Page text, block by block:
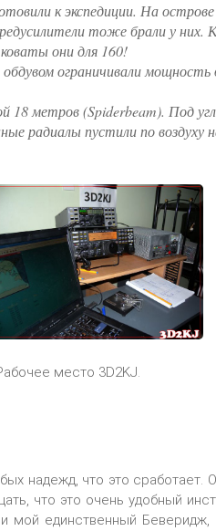
к экспедиции. На острове
тоже брали у
они для 160!
обдувом ограничивали
метров (Spiderbeam). Под
радиалы пустили по воздуху
место 3D2KJ.
надежд, что это сработает.
что это очень удобный
единственный Беверидж,